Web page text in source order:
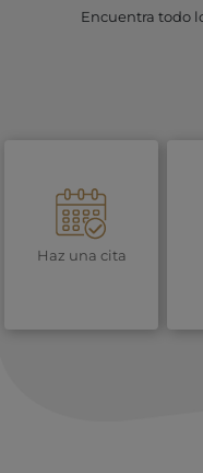
Encuentra todo
Haz una cita